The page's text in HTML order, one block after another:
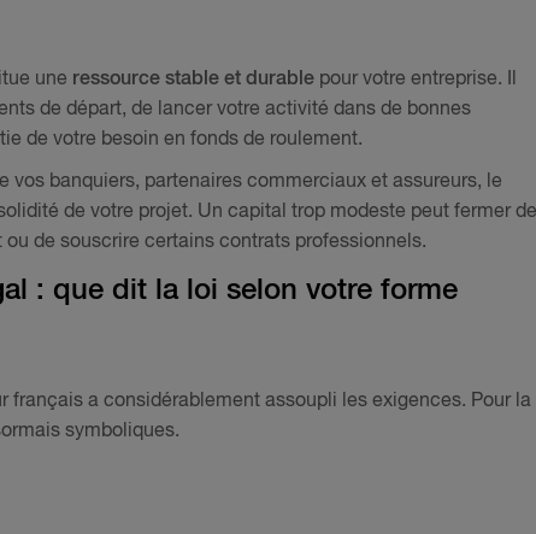
une ressource stable et durablepour votre entreprise. Il
de départ, de lancer votre activité dans de bonnes
de votre besoin en fonds de roulement.
vos banquiers, partenaires commerciaux et assureurs, le
de votre projet. Un capital trop modeste peut fermer
de souscrire certains contrats professionnels.
: que dit la loi selon votre forme
français a considérablement assoupli les exigences. Pour la
symboliques.